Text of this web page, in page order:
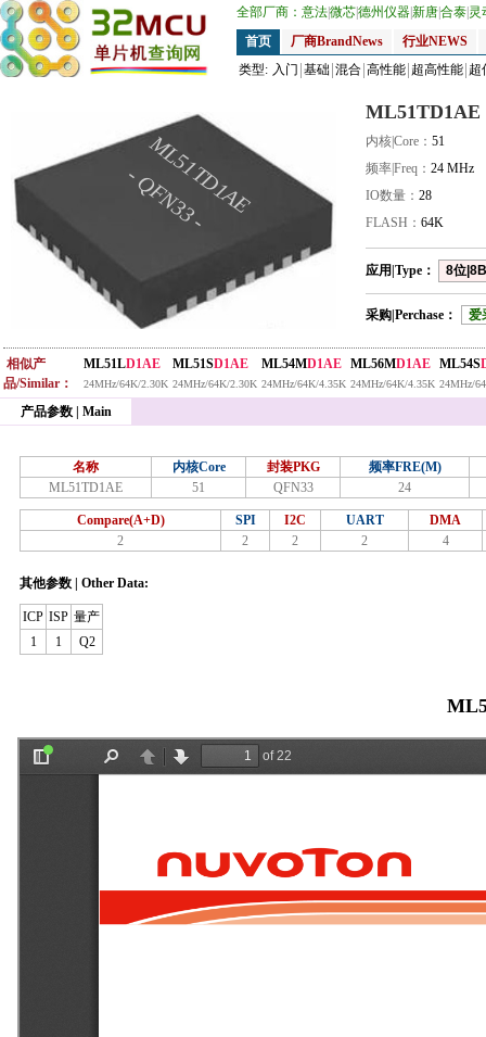
全部厂商： 意法微芯德州仪器新唐合泰 灵
首页
厂商BrandNews
行业NEWS
类型: 入门 基础 混合 高性能 超高性能 超
ML51TD1AE
- QFN33 -
ML51TD1AE
内核|Core： 51
频率|Freq： 24 MHz
IO数量： 28
FLASH： 64K
应用|Type： 8位
采购|Perchase： 爱
相似产
品/Similar：
ML51LD1AE
24MHz/64K/2.30K
ML51SD1AE
24MHz/64K/2.30K
ML54MD1AE
24MHz/64K/4.35K
ML56MD1AE
24MHz/64K/4.35K
ML54S
24MHz/
产品参数 | Main
名称 内核Core 封装PKG
频率FRE(M)
ML51TD1AE
51 QFN33 24
Compare(A+D) SPI I2C UART
DMA
2
2 2 2 4
其他参数 | Other Data:
ICP ISP 量产
1
1 Q2